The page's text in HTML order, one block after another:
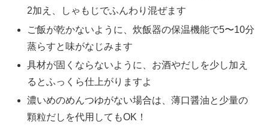
2加え、しゃもじでふんわり混ぜます
ご飯が乾かないように、炊飯器の保温機能で5〜10分
蒸らすと味がなじみます
具材が固くならないように、お酒やだしを少し加え
るとふっくら仕上がりますよ
濃いめのめんつゆがない場合は、薄口醤油と少量の
顆粒だしを代用してもOK！